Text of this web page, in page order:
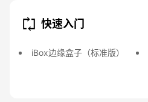
快速入门
iBox边缘盒子（标准版）